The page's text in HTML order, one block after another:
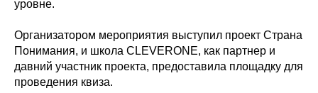
уровне.
Организатором мероприятия выступил проект Страна
Понимания, и школа CLEVERONE, как партнер и
давний участник проекта, предоставила площадку для
проведения квиза.